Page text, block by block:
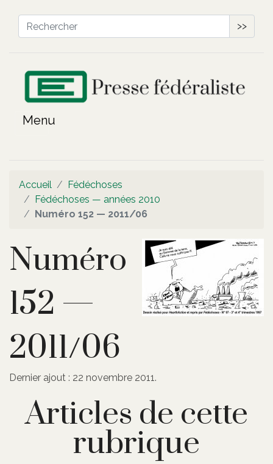
>>
Accueil
Fédéchoses
Fédéchoses — années 2010
Numéro 152 — 2011/06
Numéro
152 —
2011/06
Dernier ajout : 22 novembre 2011.
Articles de cette
rubrique